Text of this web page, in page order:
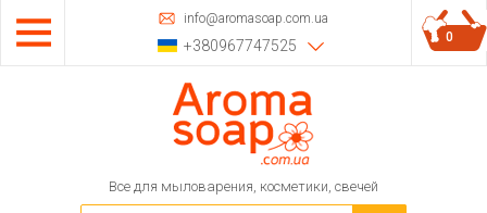
info@aromasoap.com.ua
+380967747525
Все для мыловарения, косметики, свечей
0